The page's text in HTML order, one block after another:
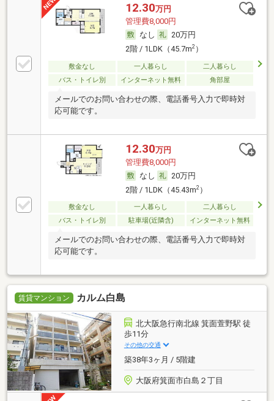
12.30万円
管理費8,000円
なし
20万円
2階 / 1LDK（45.7m2）
敷金なし 一人暮らし
二人暮らし
バス・トイレ別
インターネット無料 角部屋
メールでのお問い合わせの際、電話番号入力で即時対
応可能です。
12.30万円
管理費8,000円
なし
20万円
2階 / 1LDK（45.43m2）
敷金なし 一人暮らし
二人暮らし
バス・トイレ別
駐車場(近隣含) インターネット無料
メールでのお問い合わせの際、電話番号入力で即時対
応可能です。
賃貸マンション カルム白島
北大阪急行南北線 箕面萱野駅 徒
歩11分
その他の交通
築38年3ヶ月 / 5階建
大阪府箕面市白島２丁目